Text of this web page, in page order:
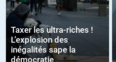
Taxer les ultra-riches !
L’explosion des
inégalités sape la
démocratie